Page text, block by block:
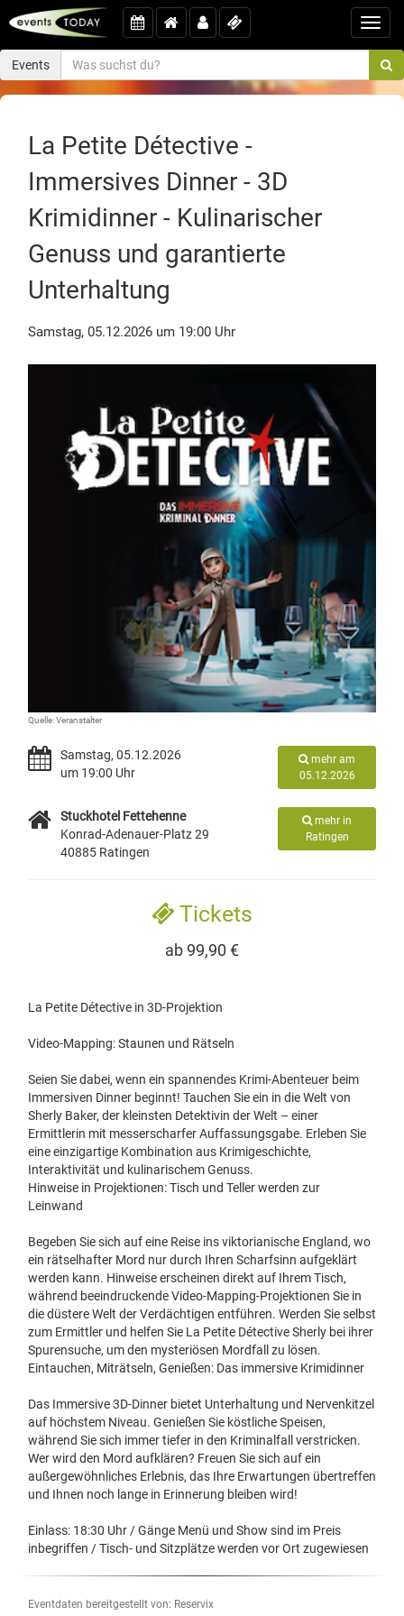
Events
La Petite Détective -
Immersives Dinner - 3D
Krimidinner - Kulinarischer
Genuss und garantierte
Unterhaltung
Samstag, 05.12.2026 um 19:00 Uhr
Quelle: Veranstalter
Samstag, 05.12.2026
um 19:00 Uhr
mehr am
05.12.2026
Stuckhotel Fettehenne
Konrad-Adenauer-Platz 29
40885 Ratingen
mehr in
Ratingen
Tickets
ab 99,90 €
La Petite Détective in 3D-Projektion
Video-Mapping: Staunen und Rätseln
Seien Sie dabei, wenn ein spannendes Krimi-Abenteuer beim
Immersiven Dinner beginnt! Tauchen Sie ein in die Welt von
Sherly Baker, der kleinsten Detektivin der Welt – einer
Ermittlerin mit messerscharfer Auffassungsgabe. Erleben Sie
eine einzigartige Kombination aus Krimigeschichte,
Interaktivität und kulinarischem Genuss.
Hinweise in Projektionen: Tisch und Teller werden zur
Leinwand
Begeben Sie sich auf eine Reise ins viktorianische England, wo
ein rätselhafter Mord nur durch Ihren Scharfsinn aufgeklärt
werden kann. Hinweise erscheinen direkt auf Ihrem Tisch,
während beeindruckende Video-Mapping-Projektionen Sie in
die düstere Welt der Verdächtigen entführen. Werden Sie selbst
zum Ermittler und helfen Sie La Petite Détective Sherly bei ihrer
Spurensuche, um den mysteriösen Mordfall zu lösen.
Eintauchen, Miträtseln, Genießen: Das immersive Krimidinner
Das Immersive 3D-Dinner bietet Unterhaltung und Nervenkitzel
auf höchstem Niveau. Genießen Sie köstliche Speisen,
während Sie sich immer tiefer in den Kriminalfall verstricken.
Wer wird den Mord aufklären? Freuen Sie sich auf ein
außergewöhnliches Erlebnis, das Ihre Erwartungen übertreffen
und Ihnen noch lange in Erinnerung bleiben wird!
Einlass: 18:30 Uhr / Gänge Menü und Show sind im Preis
inbegriffen / Tisch- und Sitzplätze werden vor Ort zugewiesen
Eventdaten bereitgestellt von: Reservix